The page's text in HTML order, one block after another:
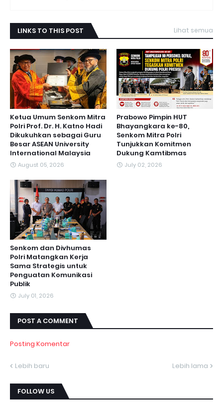
LINKS TO THIS POST Lihat semua
Ketua Umum Senkom Mitra
Polri Prof. Dr. H. Katno Hadi
Dikukuhkan sebagai Guru
Besar ASEAN University
International Malaysia
August 05, 2026
Prabowo Pimpin HUT
Bhayangkara ke-80,
Senkom Mitra Polri
Tunjukkan Komitmen
Dukung Kamtibmas
July 02, 2026
Senkom dan Divhumas
Polri Matangkan Kerja
Sama Strategis untuk
Penguatan Komunikasi
Publik
July 01, 2026
POST A COMMENT
Posting Komentar
Lebih baru Lebih lama
FOLLOW US